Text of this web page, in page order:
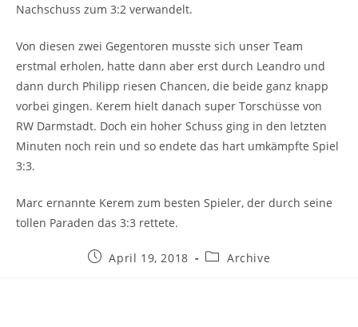
Nachschuss zum 3:2 verwandelt.
Von diesen zwei Gegentoren musste sich unser Team
erstmal erholen, hatte dann aber erst durch Leandro und
dann durch Philipp riesen Chancen, die beide ganz knapp
vorbei gingen. Kerem hielt danach super Torschüsse von
RW Darmstadt. Doch ein hoher Schuss ging in den letzten
Minuten noch rein und so endete das hart umkämpfte Spiel
3:3.
Marc ernannte Kerem zum besten Spieler, der durch seine
tollen Paraden das 3:3 rettete.
BeitragApril 19, 2018
Beitrags-
Archive